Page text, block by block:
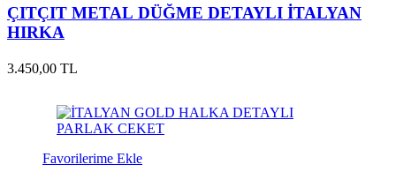
ÇITÇIT METAL DÜĞME DETAYLI İTALYAN
HIRKA
3.450,00 TL
Favorilerime Ekle